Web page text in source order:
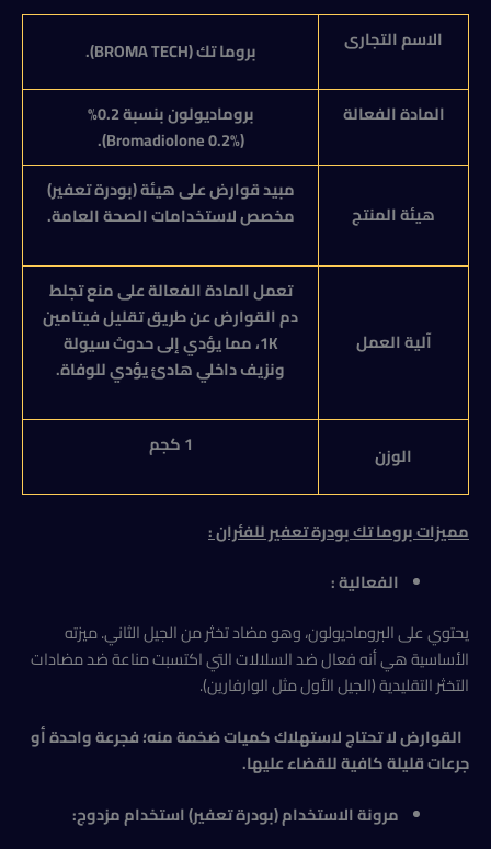
الاسم التجارى بروما تك (BROMA TECH
).
المادة الفعالة
بروماديولون بنسبة 0.2%
(
Bromadiolone 0.2%
).
هيئة المنتج
مبيد قوارض على هيئة (بودرة تعفير)
مخصص لاستخدامات الصحة العامة.
آلية العمل
تعمل المادة الفعالة على منع تجلط
دم القوارض عن طريق تقليل فيتامين
1K ، مما يؤدي إلى حدوث سيولة
ونزيف داخلي هادئ يؤدي للوفاة.
الوزن 1 كجم
مميزاتبروما تك بودرة تعفير للفئران :
الفعالية :
يحتوي على البروماديولون، وهو مضاد تخثر من الجيل الثاني. ميزته
الأساسية هي أنه فعال ضد السلالات التي اكتسبت مناعة ضد مضادات
التخثر التقليدية (الجيل الأول مثل الوارفارين).
القوارض لا تحتاج لاستهلاك كميات ضخمة منه؛ فجرعة واحدة أو
جرعات قليلة كافية للقضاء عليها.
مرونة الاستخدام (بودرة تعفير) استخدام مزدوج: